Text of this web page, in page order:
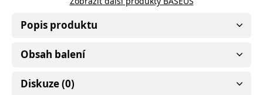
Popis produktu
Obsah balení
Diskuze (0)